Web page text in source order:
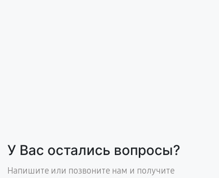
У Вас остались вопросы?
Напишите или позвоните нам и получите